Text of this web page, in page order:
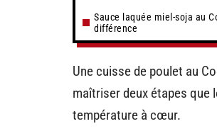
Sauce laquée miel-soja au
différence
Une cuisse de poulet au
maîtriser deux étapes que
température à cœur.